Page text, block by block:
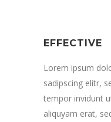
EFFECTIVE
Lorem ipsum
sadipscing elitr,
tempor invidunt
aliquyam erat,